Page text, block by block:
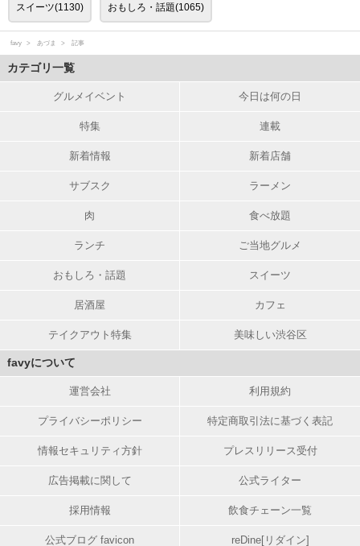
スイーツ(1130) おもしろ・話題(1065)
favy あづま 記事
カテゴリ一覧
グルメイベント 今日は何の日
特集 連載
新着情報 新着店舗
サブスク ラーメン
肉 食べ放題
ランチ ご当地グルメ
おもしろ・話題 スイーツ
居酒屋 カフェ
テイクアウト特集 美味しい渋谷区
favyについて
運営会社 利用規約
プライバシーポリシー 特定商取引法に基づく表記
情報セキュリティ方針 プレスリリース受付
広告掲載に関して 公式ライター
採用情報 飲食チェーン一覧
公式ブログ favicon reDine[リダイン]